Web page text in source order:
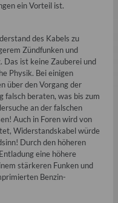
ein Vorteil ist.
des Kabels zu
Zündfunken und
Das ist keine Zauberei und
Physik. Bei einigen
über den Vorgang der
falsch beraten, was bis zum
an der falschen
Auch in Foren wird von
Widerstandskabel würde
Durch den höheren
eine höhere
stärkeren Funken und
Benzin-